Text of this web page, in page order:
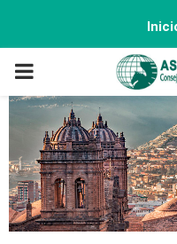
PRIMARY
MENU